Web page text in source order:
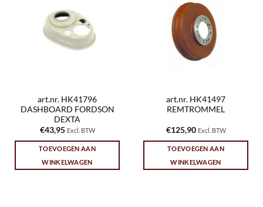
art.nr. HK41796
DASHBOARD FORDSON
DEXTA
€43,95 Excl. BTW
TOEVOEGEN AAN
WINKELWAGEN
art.nr. HK41497
REMTROMMEL
€125,90 Excl. BTW
TOEVOEGEN AAN
WINKELWAGEN